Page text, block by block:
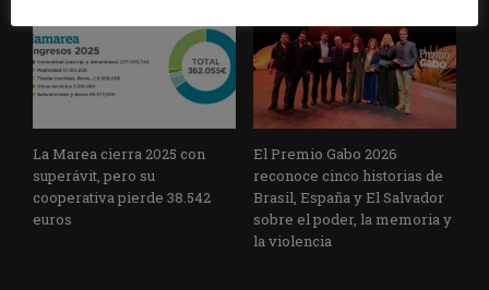
La Marea cierra 2025 con
superávit, pero su
cooperativa pierde 38.542
euros
El Premio Gabo 2026
reconoce cinco historias de
Brasil, España y El Salvador
sobre el poder, la memoria y
la violencia